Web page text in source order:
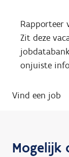
Rapporteer
Zit deze
onjuiste
Vind een job
Mogelijk